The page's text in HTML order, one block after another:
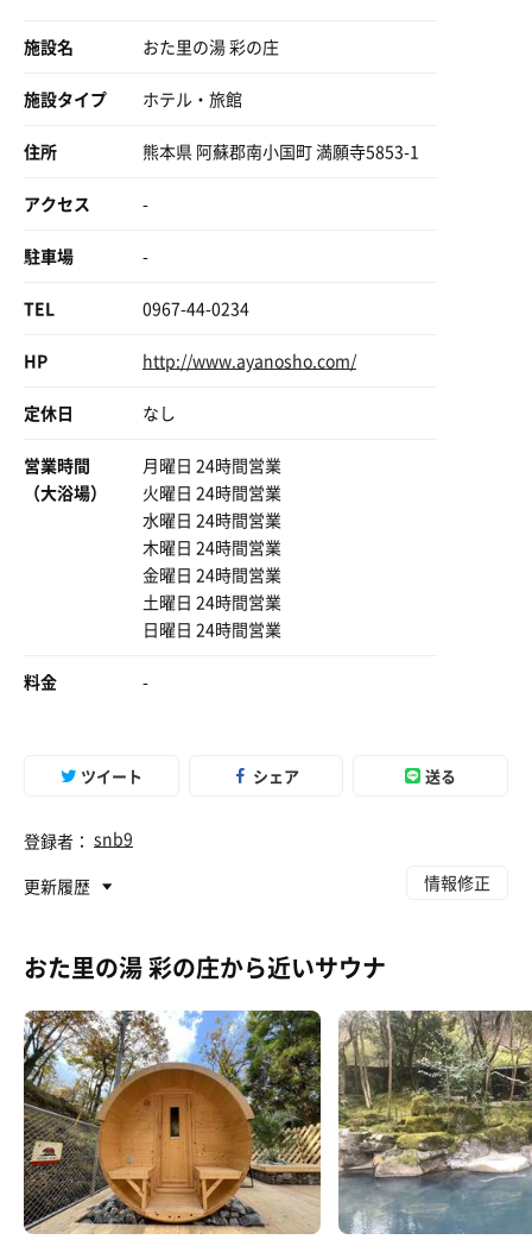
施設名 おた里の湯 彩の庄
施設タイプ ホテル・旅館
住所 熊本県 阿蘇郡南小国町 満願寺5853-1
アクセス -
駐車場 -
TEL 0967-44-0234
HP http://www.ayanosho.com/
定休日 なし
営業時間
（大浴場）
月曜日 24時間営業
火曜日 24時間営業
水曜日 24時間営業
木曜日 24時間営業
金曜日 24時間営業
土曜日 24時間営業
日曜日 24時間営業
料金 -
ツイート シェア 送る
登録者： snb9
更新履歴
情報修正
おた里の湯 彩の庄から近いサウナ